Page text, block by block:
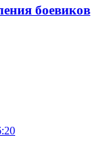
боевиков